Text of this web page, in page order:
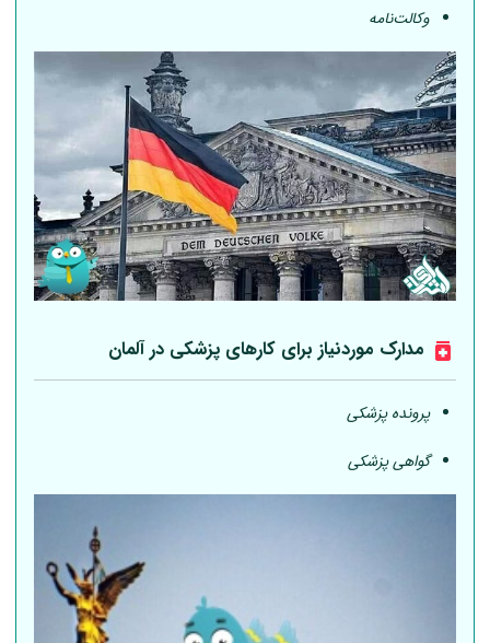
وکالت‌نامه
مدارک موردنیاز برای کارهای پزشکی درآلمان
پرونده پزشکی
گواهی پزشکی